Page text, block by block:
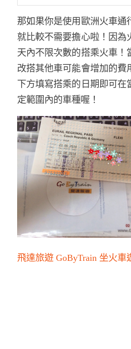
那如果你是使用歐洲火車通
就比較不需要擔心啦！因為
天內不限次數的搭乘火車！
改搭其他車可能會增加的費
下方填寫搭乘的日期即可
定範圍內的車種喔！
飛達旅遊 GoByTrain 坐火車